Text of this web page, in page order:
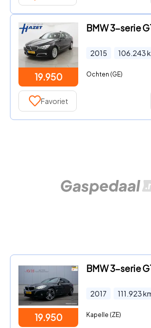
19.950
2015 106.243
Ochten (GE)
Favoriet
19.950
2017 111.923
Kapelle (ZE)